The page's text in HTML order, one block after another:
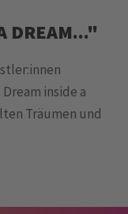
DREAM..."
inside a
Träumen und